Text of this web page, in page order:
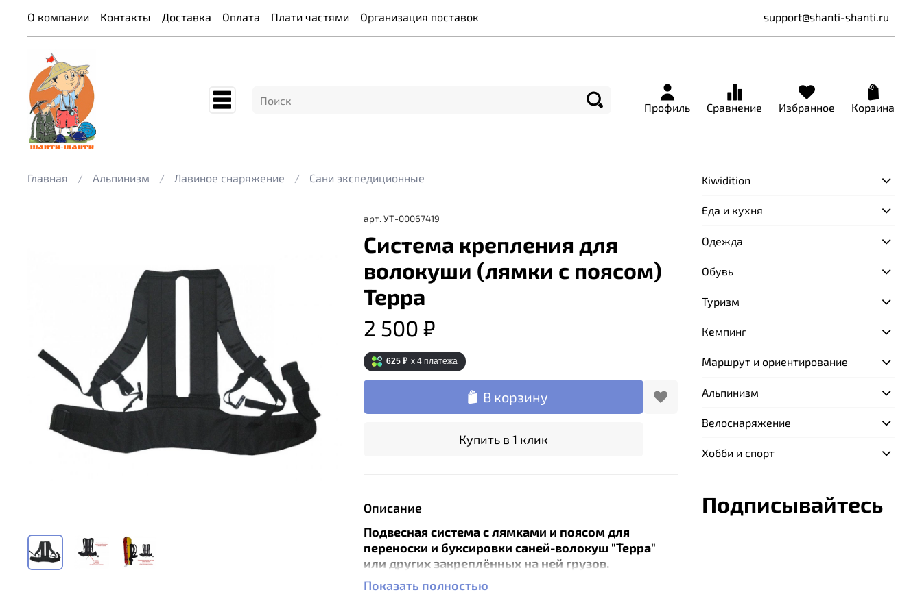
О компании Контакты Доставка Оплата Плати частями Организация поставок support@shanti-shanti.ru
Профиль Сравнение Избранное Корзина
Главная Альпинизм Лавиное снаряжение Сани экспедиционные
арт. УТ-00067419
Система крепления для
волокуши (лямки с поясом)
Терра
2 500 ₽
625 ₽ x 4 платежа
В корзину
Купить в 1 клик
Описание
Подвесная система с лямками и поясом для
переноски и буксировки саней-волокуш "Терра"
или других закреплённых на ней грузов.
Особенности:
Показать полностью
Kiwidition
Еда и кухня
Одежда
Обувь
Туризм
Кемпинг
Маршрут и ориентирование
Альпинизм
Велоснаряжение
Хобби и спорт
Подписывайтесь